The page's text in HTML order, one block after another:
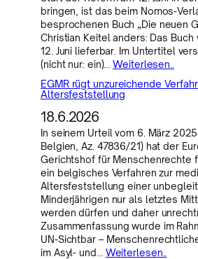
bringen, ist das beim Nomos-
besprochenen Buch „Die neuen
Christian Keitel anders: Das Buch
12. Juni lieferbar. Im Untertitel
(nicht nur: ein)…Weiterlesen..
EGMR rügt unzureichende
Altersfeststellung
18.6.2026
In seinem Urteil vom 6. März
Belgien, Az. 47836/21) hat der
Gerichtshof für Menschenrechte
ein belgisches Verfahren zur
Altersfeststellung einer
Minderjährigen nur als letztes
werden dürfen und daher
Zusammenfassung wurde im
UN-Sichtbar –
im Asyl- und… Weiterlesen..